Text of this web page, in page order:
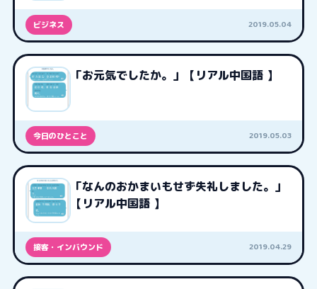
ビジネス 2019.05.04
「お元気でしたか。」【リアル中国語 】
今日のひとこと 2019.05.03
「なんのおかまいもせず失礼しました。」
【リアル中国語 】
接客・インバウンド 2019.04.29